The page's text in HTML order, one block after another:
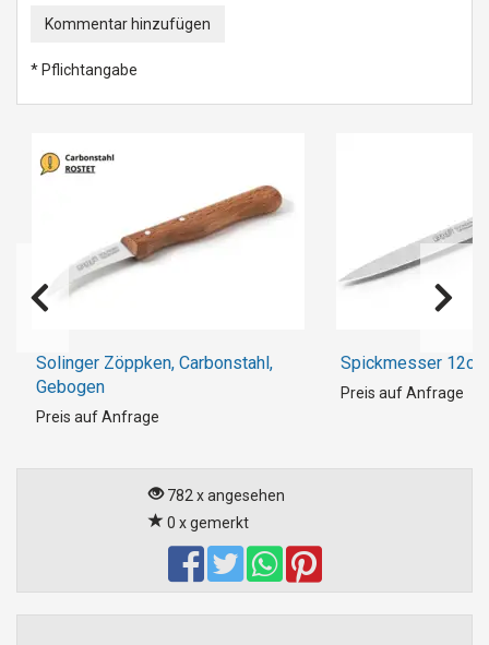
Kommentar hinzufügen
* Pflichtangabe
Solinger Zöppken, Carbonstahl,
Gebogen
Preis auf Anfrage
Spickmesser
Preis auf Anfrage
782 x angesehen
0 x gemerkt